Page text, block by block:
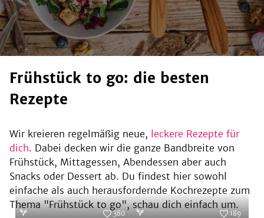
Frühstück to go: die besten
Rezepte
Wir kreieren regelmäßig neue, leckere Rezepte für
dich. Dabei decken wir die ganze Bandbreite von
Frühstück, Mittagessen, Abendessen aber auch
Snacks oder Dessert ab. Du findest hier sowohl
einfache als auch herausfordernde Kochrezepte zum
Thema "Frühstück to go", schau dich einfach um.
380 189